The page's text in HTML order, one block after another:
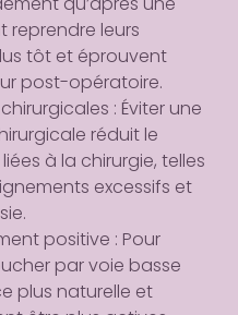
reprendre leurs
tôt et éprouvent
post-opératoire.
: Éviter une
réduit le
à la chirurgie, telles
excessifs et
positive : Pour
par voie basse
plus naturelle et